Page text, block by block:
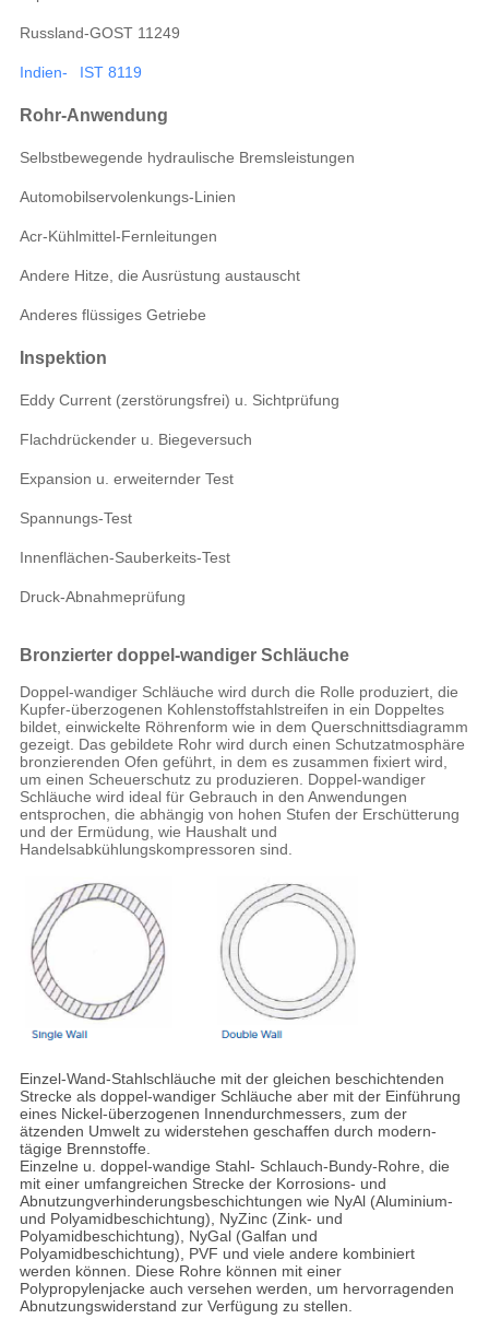
Russland-GOST 11249
Indien- IST 8119
Rohr-Anwendung
Selbstbewegende hydraulische Bremsleistungen
Automobilservolenkungs-Linien
Acr-Kühlmittel-Fernleitungen
Andere Hitze, die Ausrüstung austauscht
Anderes flüssiges Getriebe
Inspektion
Eddy Current (zerstörungsfrei) u. Sichtprüfung
Flachdrückender u. Biegeversuch
Expansion u. erweiternder Test
Spannungs-Test
Innenflächen-Sauberkeits-Test
Druck-Abnahmeprüfung
Bronzierter doppel-wandiger Schläuche
Doppel-wandiger Schläuche wird durch die Rolle produziert, die
Kupfer-überzogenen Kohlenstoffstahlstreifen in ein Doppeltes
bildet, einwickelte Röhrenform wie in dem Querschnittsdiagramm
gezeigt. Das gebildete Rohr wird durch einen Schutzatmosphäre
bronzierenden Ofen geführt, in dem es zusammen fixiert wird,
um einen Scheuerschutz zu produzieren. Doppel-wandiger
Schläuche wird ideal für Gebrauch in den Anwendungen
entsprochen, die abhängig von hohen Stufen der Erschütterung
und der Ermüdung, wie Haushalt und
Handelsabkühlungskompressoren sind.
Einzel-Wand-Stahlschläuche mit der gleichen beschichtenden
Strecke als doppel-wandiger Schläuche aber mit der Einführung
eines Nickel-überzogenen Innendurchmessers, zum der
ätzenden Umwelt zu widerstehen geschaffen durch modern-
tägige Brennstoffe.
Einzelne u. doppel-wandige Stahl- Schlauch-Bundy-Rohre, die
mit einer umfangreichen Strecke der Korrosions- und
Abnutzungverhinderungsbeschichtungen wie NyAl (Aluminium-
und Polyamidbeschichtung), NyZinc (Zink- und
Polyamidbeschichtung), NyGal (Galfan und
Polyamidbeschichtung), PVF und viele andere kombiniert
werden können. Diese Rohre können mit einer
Polypropylenjacke auch versehen werden, um hervorragenden
Abnutzungswiderstand zur Verfügung zu stellen.